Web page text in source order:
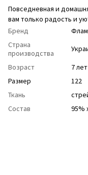
Повседневная и
вам только радость и
Бренд
Страна
производства
Возраст
7 лет
Размер
122
Ткань
Состав
95%